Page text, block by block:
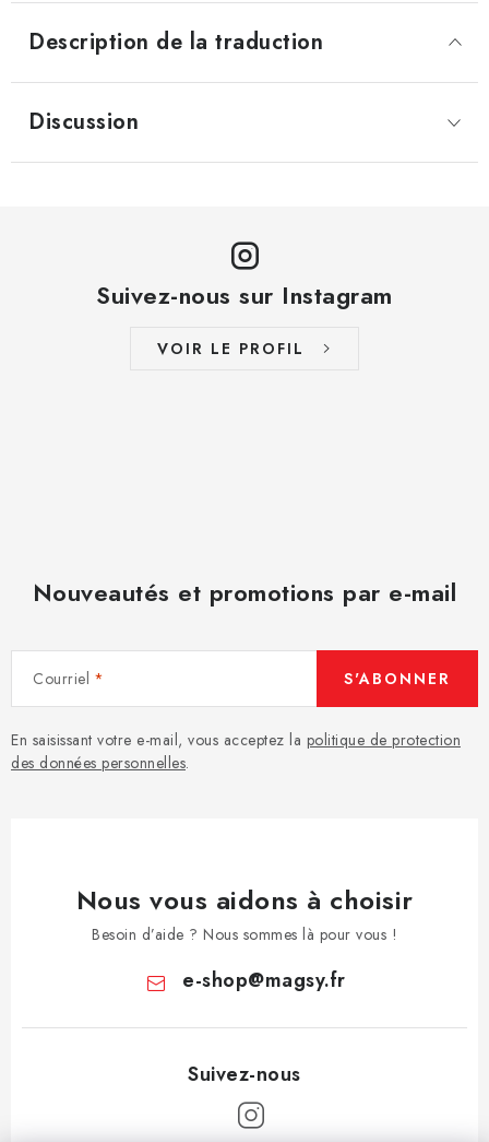
Description de la traduction
Discussion
Suivez-nous sur Instagram
VOIR LE PROFIL
Nouveautés et promotions par e-mail
Courriel
En saisissant votre e-mail, vous acceptez la politique de protection
des données personnelles.
S'ABONNER
Nous vous aidons à choisir
Besoin d’aide ? Nous sommes là pour vous !
e-shop@magsy.fr